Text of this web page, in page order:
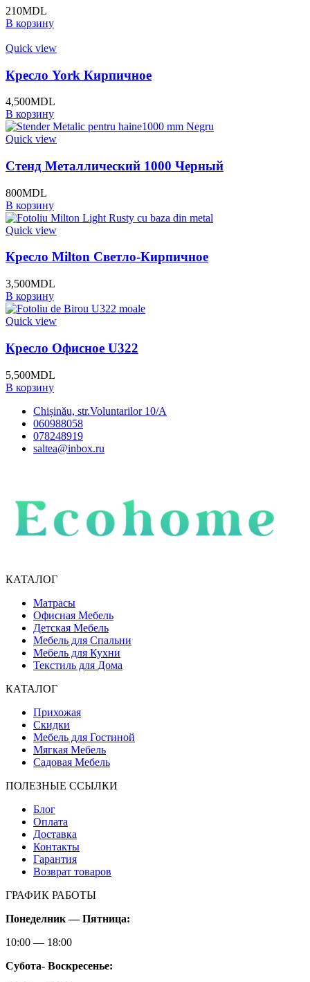
210MDL
В корзину
Quick view
Кресло York Кирпичное
4,500MDL
В корзину
Quick view
Стенд Металлический 1000 Черный
800MDL
В корзину
Quick view
Кресло Milton Светло-Кирпичное
3,500MDL
В корзину
Quick view
Кресло Офисное U322
5,500MDL
В корзину
Chișinău, str.Voluntarilor 10/A
060988058
078248919
saltea@inbox.ru
КАТАЛОГ
Матрасы
Офисная Мебель
Детская Мебель
Мебель для Спальни
Мебель для Кухни
Текстиль для Дома
КАТАЛОГ
Прихожая
Скидки
Мебель для Гостиной
Мягкая Мебель
Садовая Мебель
ПОЛЕЗНЫЕ ССЫЛКИ
Блог
Оплата
Доставка
Контакты
Гарантия
Возврат товаров
ГРАФИК РАБОТЫ
Понеделник — Пятница:
10:00 — 18:00
Субота- Воскресенье: